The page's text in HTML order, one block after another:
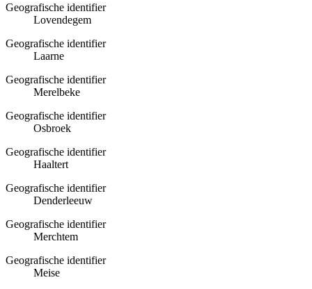
Geografische identifier
Lovendegem
Geografische identifier
Laarne
Geografische identifier
Merelbeke
Geografische identifier
Osbroek
Geografische identifier
Haaltert
Geografische identifier
Denderleeuw
Geografische identifier
Merchtem
Geografische identifier
Meise